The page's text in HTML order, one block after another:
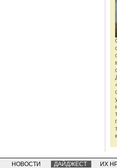
НОВОСТИ ДАЙДЖЕСТ ИХ